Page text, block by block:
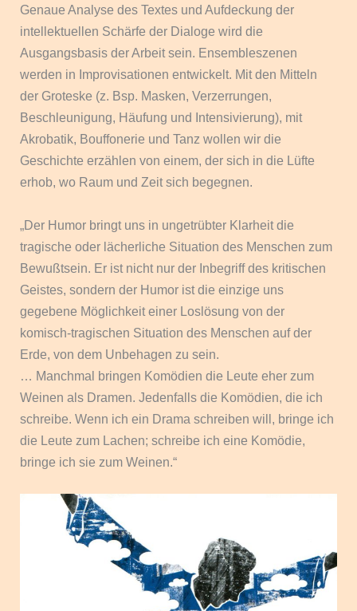
Genaue Analyse des Textes und Aufdeckung der
intellektuellen Schärfe der Dialoge wird die
Ausgangsbasis der Arbeit sein. Ensembleszenen
werden in Improvisationen entwickelt. Mit den Mitteln
der Groteske (z. Bsp. Masken, Verzerrungen,
Beschleunigung, Häufung und Intensivierung), mit
Akrobatik, Bouffonerie und Tanz wollen wir die
Geschichte erzählen von einem, der sich in die Lüfte
erhob, wo Raum und Zeit sich begegnen.
„Der Humor bringt uns in ungetrübter Klarheit die
tragische oder lächerliche Situation des Menschen zum
Bewußtsein. Er ist nicht nur der Inbegriff des kritischen
Geistes, sondern der Humor ist die einzige uns
gegebene Möglichkeit einer Loslösung von der
komisch-tragischen Situation des Menschen auf der
Erde, von dem Unbehagen zu sein.
… Manchmal bringen Komödien die Leute eher zum
Weinen als Dramen. Jedenfalls die Komödien, die ich
schreibe. Wenn ich ein Drama schreiben will, bringe ich
die Leute zum Lachen; schreibe ich eine Komödie,
bringe ich sie zum Weinen.“